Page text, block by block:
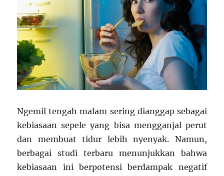
Ngemil tengah malam sering dianggap sebagai
kebiasaan sepele yang bisa mengganjal perut
dan membuat tidur lebih nyenyak. Namun,
berbagai studi terbaru menunjukkan bahwa
kebiasaan ini berpotensi berdampak negatif